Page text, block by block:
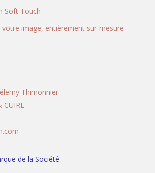
Soft Touch
votre image, entièrement sur-mesure
Thimonnier
CUIRE
de la Société